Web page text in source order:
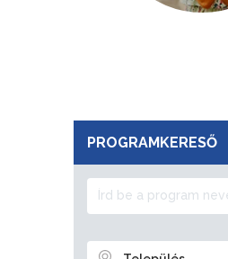
PROGRAMKERESŐ